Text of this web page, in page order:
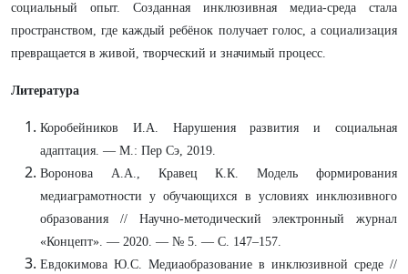
социальный опыт. Созданная инклюзивная медиа-среда стала
пространством, где каждый ребёнок получает голос, а социализация
превращается в живой, творческий и значимый процесс.
Литература
Коробейников И.А. Нарушения развития и социальная
адаптация. — М.: Пер Сэ, 2019.
Воронова А.А., Кравец К.К. Модель формирования
медиаграмотности у обучающихся в условиях инклюзивного
образования // Научно-методический электронный журнал
«Концепт». — 2020. — № 5. — С. 147–157.
Евдокимова Ю.С. Медиаобразование в инклюзивной среде //